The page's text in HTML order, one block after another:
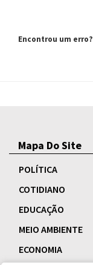
Encontrou um erro?
Mapa Do Site
POLÍTICA
COTIDIANO
EDUCAÇÃO
MEIO AMBIENTE
ECONOMIA